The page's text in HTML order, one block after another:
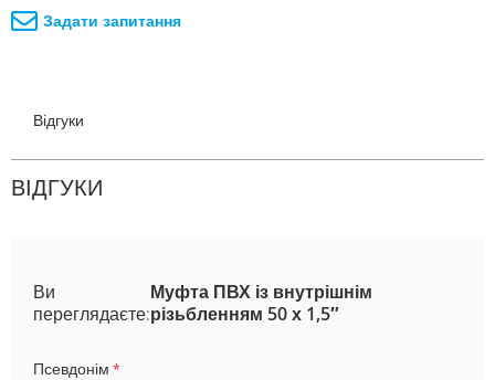
Задати запитання
Відгуки
ВІДГУКИ
Ви
переглядаєте:
Муфта ПВХ із внутрішнім
різьбленням 50 х 1,5″
Псевдонім